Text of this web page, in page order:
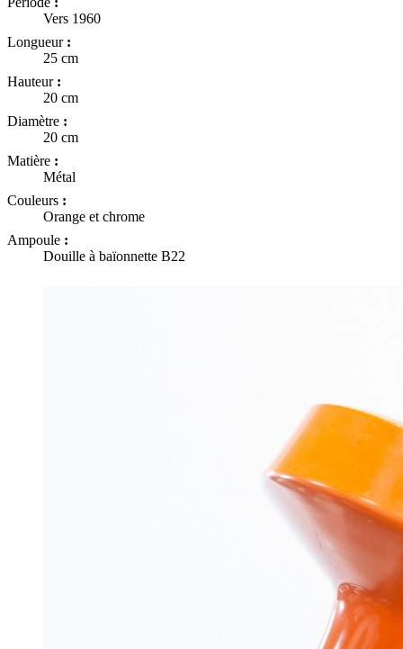
Vers 1960
Longueur :
25 cm
Hauteur :
20 cm
Diamètre :
20 cm
Matière :
Métal
Couleurs :
Orange et chrome
Ampoule :
Douille à baïonnette B22